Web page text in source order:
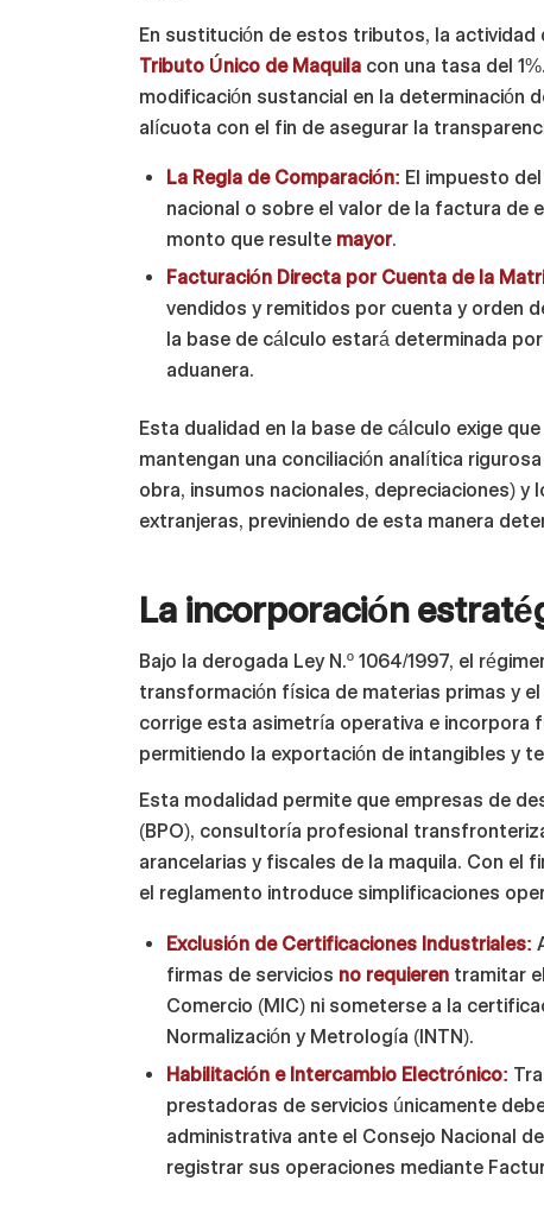
En sustitución de estos tributos, la actividad
Tributo Único de Maquila con una tasa del
modificación sustancial en la determinación
alícuota con el fin de asegurar la
La Regla de Comparación: El impuesto
nacional o sobre el valor de la factura de
monto que resulte mayor.
Facturación Directa por Cuenta de la
vendidos y remitidos por cuenta y orden
la base de cálculo estará determinada
aduanera.
Esta dualidad en la base de cálculo exige
mantengan una conciliación analítica
obra, insumos nacionales, depreciaciones)
extranjeras, previniendo de esta manera
La incorporación
Bajo la derogada Ley N.º 1064/1997, el
transformación física de materias primas y
corrige esta asimetría operativa e incorpora
permitiendo la exportación de intangibles y
Esta modalidad permite que empresas de
(BPO), consultoría profesional
arancelarias y fiscales de la maquila. Con el
el reglamento introduce simplificaciones
Exclusión de Certificaciones Industriales:
firmas de servicios no requieren tramitar
Comercio (MIC) ni someterse a la
Normalización y Metrología (INTN).
Habilitación e Intercambio Electrónico:
prestadoras de servicios únicamente
administrativa ante el Consejo Nacional
registrar sus operaciones mediante